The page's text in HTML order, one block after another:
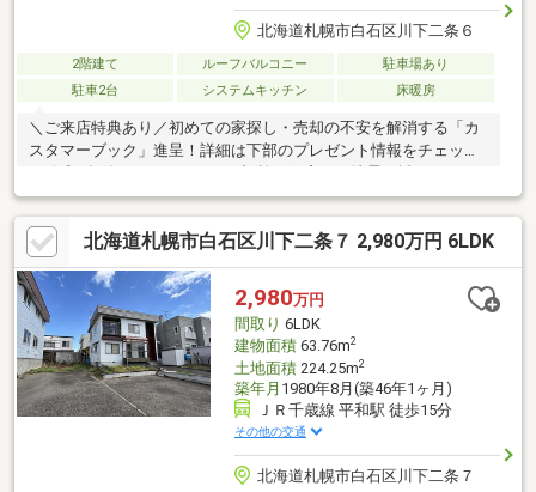
北海道札幌市白石区川下二条６
2階建て ルーフバルコニー
駐車場あり
駐車2台
システムキッチン 床暖房
＼ご来店特典あり／初めての家探し・売却の不安を解消する「カ
スタマーブック」進呈！詳細は下部のプレゼント情報をチェック
家を守る耐震+制震の家「QUIE（クワイエ）」を採用し、将来を
見据えた安心の生活。●各居室は6帖以上＋収納付きで、プライベ
ート空間もゆったり設計。●リビング階段を通じてお子様の帰宅
も確認できる、子育て世帯に嬉しい設計です。●開放感溢れるル
ーフバルコニーは、洗濯物を干したりティータイムを楽しむなど
多目的で利用可能。●幹線道路に面しており、札幌の厳しい冬で
も除雪の心配が少なく、スムーズな車移動を実現。
北海道札幌市白石区川下二条７ 2,980万円 6LDK
2,980万円
間取り 6LDK
建物面積63.76m2
土地面積224.25m2
築年月 1980年8月(築46年1ヶ月)
ＪＲ千歳線 平和駅 徒歩15分
その他の交通
北海道札幌市白石区川下二条７